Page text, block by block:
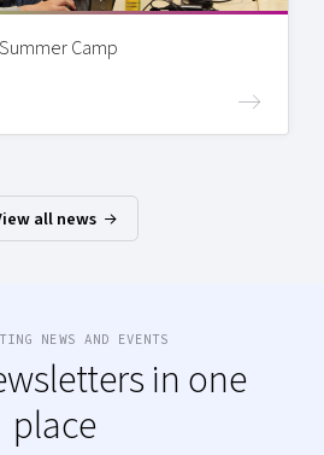
Camp
all news
NEWS AND EVENTS
in one
place